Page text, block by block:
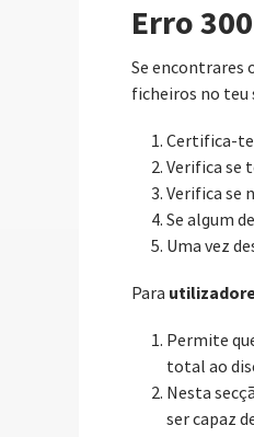
Erro
Se encontrares
ficheiros no teu
Certifica-te
Verifica se
Verifica se
Se algum
Uma vez
Para
Permite
total ao
Nesta
ser capaz